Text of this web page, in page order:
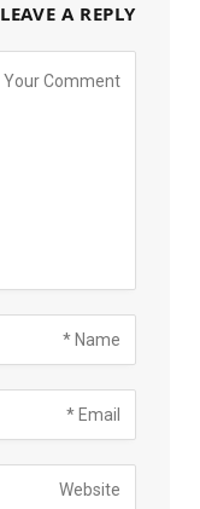
LEAVE A REPLY